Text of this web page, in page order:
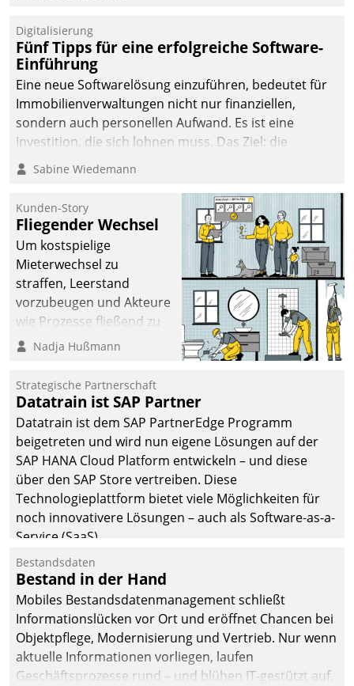
Digitalisierung
Fünf Tipps für eine erfolgreiche Software-
Einführung
Eine neue Softwarelösung einzuführen, bedeutet für
Immobilienverwaltungen nicht nur finanziellen,
sondern auch personellen Aufwand. Es ist eine
Investition, die sich lohnen muss. Das Ziel: die
nachhaltige Optimierung der Geschäftsabläufe. Damit
dieses Ziel erreicht wird, sollten einige Grundregeln
Sabine Wiedemann
Kunden-Story
Fliegender Wechsel
Um kostspielige
Mieterwechsel zu
straffen, Leerstand
vorzubeugen und Akteure
wie Prozesse fließend zu
vernetzen, nutzt die
Jahresbeginn eine
Überblick, Einsicht und
Eingriff bietende Lösung.
Zur Entwicklung setzte
man auf
Cloudtechnologie,
bewährte und Startup-
Partner sowie erstmals
agile Projektmethoden.
Nadja Hußmann
Strategische Partnerschaft
Datatrain ist SAP Partner
Datatrain ist dem SAP PartnerEdge Programm
beigetreten und wird nun eigene Lösungen auf der
SAP HANA Cloud Platform entwickeln – und diese
über den SAP Store vertreiben. Diese
Technologieplattform bietet viele Möglichkeiten für
noch innovativere Lösungen – auch als Software-as-a-
Service (SaaS).
Bestandsdaten
Bestand in der Hand
Mobiles Bestandsdatenmanagement schließt
Informationslücken vor Ort und eröffnet Chancen bei
Objektpflege, Modernisierung und Vertrieb. Nur wenn
aktuelle Informationen vorliegen, laufen
Geschäftsprozesse rund – und blühen IT-gestützt auf.